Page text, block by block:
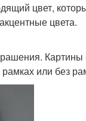
цвет,
цвета.
или без